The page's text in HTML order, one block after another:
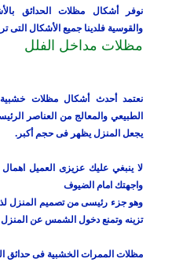
نوفر أشكال مظلات الحدائق
والقوسية فلدينا جميع الأشكال التى
مظلات مداخل الفلل
نعتمد أحدث أشكال مظلات
الطبيعي والمعالج من العناصر
يجعل المنزل يظهر فى حجم أكبر.
لا ينبغي عليك عزيزى العميل
واجهتك امام الضيوف
وهو جزء رئيسى من تصميم المنزل
تزينه وتمنع دخول الشمس عن
مظلات الممرات الخشبية فى حدائق